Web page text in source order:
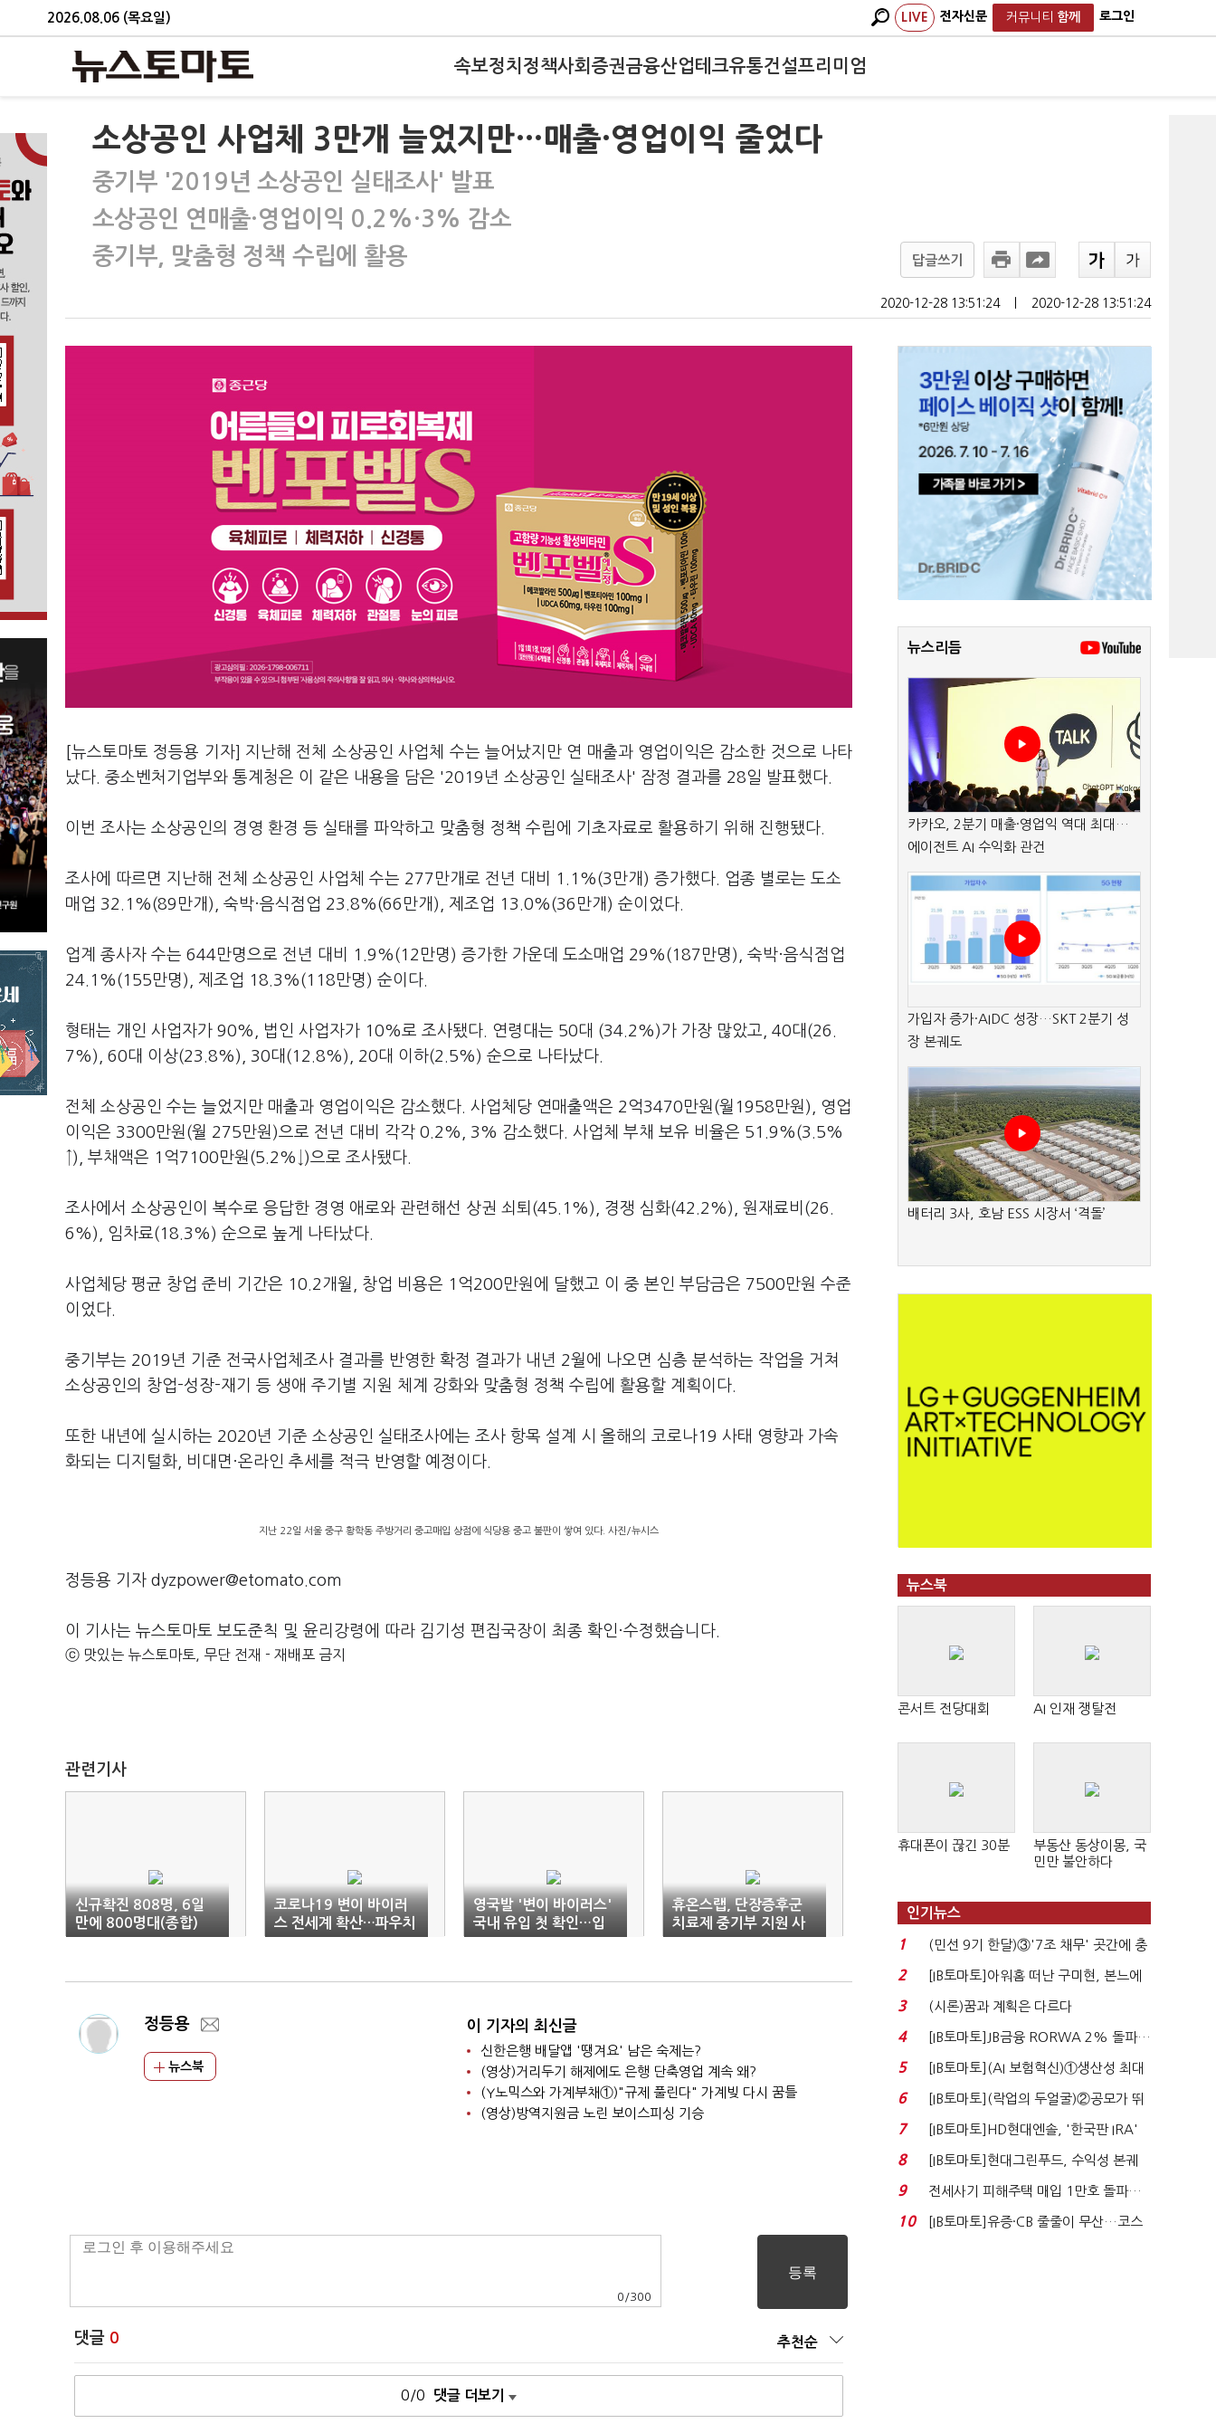
2026.08.06 (목요일) LIVE 전자신문 커뮤니티 함께 로그인
속보정치 정책사회 증권금융산업테크유통건설프리미엄
소상공인 사업체 3만개 늘었지만…매출·영업이익 줄었다
중기부 '2019년 소상공인 실태조사' 발표
소상공인 연매출·영업이익 0.2%·3% 감소
중기부, 맞춤형 정책 수립에 활용
답글쓰기
2020-12-28 13:51:24 2020-12-28 13:51:24
[뉴스토마토 정등용 기자] 지난해 전체 소상공인 사업체 수는 늘어났지만 연 매출과 영업이익은 감소한 것으로 나타
났다. 중소벤처기업부와 통계청은 이 같은 내용을 담은 '2019년 소상공인 실태조사' 잠정 결과를 28일 발표했다.
이번 조사는 소상공인의 경영 환경 등 실태를 파악하고 맞춤형 정책 수립에 기초자료로 활용하기 위해 진행됐다.
조사에 따르면 지난해 전체 소상공인 사업체 수는 277만개로 전년 대비 1.1%(3만개) 증가했다. 업종 별로는 도소
매업 32.1%(89만개), 숙박·음식점업 23.8%(66만개), 제조업 13.0%(36만개) 순이었다.
업계 종사자 수는 644만명으로 전년 대비 1.9%(12만명) 증가한 가운데 도소매업 29%(187만명), 숙박·음식점업
24.1%(155만명), 제조업 18.3%(118만명) 순이다.
형태는 개인 사업자가 90%, 법인 사업자가 10%로 조사됐다. 연령대는 50대 (34.2%)가 가장 많았고, 40대(26.
7%), 60대 이상(23.8%), 30대(12.8%), 20대 이하(2.5%) 순으로 나타났다.
전체 소상공인 수는 늘었지만 매출과 영업이익은 감소했다. 사업체당 연매출액은 2억3470만원(월1958만원), 영업
이익은 3300만원(월 275만원)으로 전년 대비 각각 0.2%, 3% 감소했다. 사업체 부채 보유 비율은 51.9%(3.5%
↑), 부채액은 1억7100만원(5.2%↓)으로 조사됐다.
조사에서 소상공인이 복수로 응답한 경영 애로와 관련해선 상권 쇠퇴(45.1%), 경쟁 심화(42.2%), 원재료비(26.
6%), 임차료(18.3%) 순으로 높게 나타났다.
사업체당 평균 창업 준비 기간은 10.2개월, 창업 비용은 1억200만원에 달했고 이 중 본인 부담금은 7500만원 수준
이었다.
중기부는 2019년 기준 전국사업체조사 결과를 반영한 확정 결과가 내년 2월에 나오면 심층 분석하는 작업을 거쳐
소상공인의 창업-성장-재기 등 생애 주기별 지원 체계 강화와 맞춤형 정책 수립에 활용할 계획이다.
또한 내년에 실시하는 2020년 기준 소상공인 실태조사에는 조사 항목 설계 시 올해의 코로나19 사태 영향과 가속
화되는 디지털화, 비대면·온라인 추세를 적극 반영할 예정이다.
지난 22일 서울 중구 황학동 주방거리 중고매입 상점에 식당용 중고 불판이 쌓여 있다. 사진/뉴시스
정등용 기자 dyzpower@etomato.com
이 기사는 뉴스토마토 보도준칙 및 윤리강령에 따라 김기성 편집국장이 최종 확인·수정했습니다.
ⓒ 맛있는 뉴스토마토, 무단 전재 - 재배포 금지
관련기사
신규확진 808명, 6일
만에 800명대(종합)
코로나19 변이 바이러
스 전세계 확산…파우치
"최악의 상황 아직"
영국발 '변이 바이러스'
국내 유입 첫 확인…입
국 가족서 발견
휴온스랩, 단장증후군
치료제 중기부 지원 사
업 선정
정등용
뉴스북
이 기자의 최신글
신한은행 배달앱 '땡겨요' 남은 숙제는?
(영상)거리두기 해제에도 은행 단축영업 계속 왜?
(Y노믹스와 가계부채①)"규제 풀린다" 가계빚 다시 꿈틀
(영상)방역지원금 노린 보이스피싱 기승
0 /300
댓글 0 추천순
0/0 댓글 더보기
뉴스리듬
카카오, 2분기 매출·영업익 역대 최대…
에이전트 AI 수익화 관건
가입자 증가·AIDC 성장…SKT 2분기 성
장 본궤도
배터리 3사, 호남 ESS 시장서 ‘격돌’
뉴스북
콘서트 전당대회 AI 인재 쟁탈전
휴대폰이 끊긴 30분
부동산 동상이몽, 국
민만 불안하다
인기뉴스
1
(민선 9기 한달)③'7조 채무' 곳간에 충
격…추미애, 20년...
2
[IB토마토]아워홈 떠난 구미현, 본느에
340억 베팅…가...
3 (시론)꿈과 계획은 다르다
4
[IB토마토]JB금융 RORWA 2% 돌파…
실적 견인은 은행 ...
5
[IB토마토](AI 보험혁신)①생산성 최대
80% 개선…현실...
6
[IB토마토](락업의 두얼굴)②공모가 뛰
자 첫날 매도…FI ...
7
[IB토마토]HD현대엔솔, '한국판 IRA'
수혜 부상…세액공...
8
[IB토마토]현대그린푸드, 수익성 본궤
도…실적 개선에 ...
9
전세사기 피해주택 매입 1만호 돌파…
누적 피해자 4만2...
10
[IB토마토]유증·CB 줄줄이 무산…코스